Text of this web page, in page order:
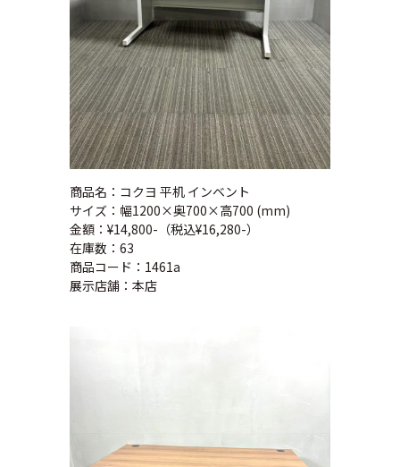
商品名：コクヨ 平机 インベント
サイズ：幅1200×奥700×高700 (mm)
金額：¥14,800-（税込¥16,280-）
在庫数：63
商品コード：1461a
展示店舗：本店